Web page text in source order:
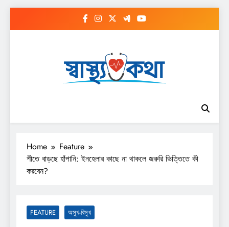
Home
Feature
শীতে বাড়ছে হাঁপানি: ইনহেলার কাছে না থাকলে জরুরি ভিত্তিতে কী
করবেন?
FEATURE অসুখ-বিসুখ